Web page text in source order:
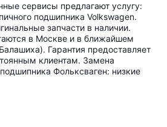
сервисы предлагают услугу:
подшипника Volkswagen.
запчасти в наличии.
в Москве и в ближайшем
Гарантия предоставляет
клиентам. Замена
Фольксваген: низкие